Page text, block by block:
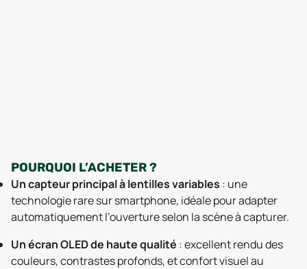
POURQUOI L’ACHETER ?
Un capteur principal à lentilles variables : une
technologie rare sur smartphone, idéale pour adapter
automatiquement l’ouverture selon la scène à capturer.
Un écran OLED de haute qualité : excellent rendu des
couleurs, contrastes profonds, et confort visuel au